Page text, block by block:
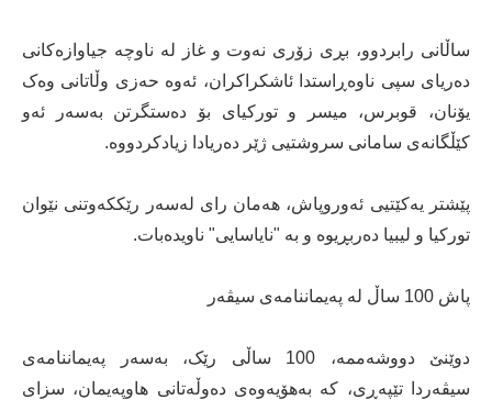
ساڵانی رابردوو، بڕی زۆری نەوت و غاز لە ناوچە جیاوازەکانی
دەریای سپی ناوەڕاستدا ئاشکراکران، ئەوە حەزی وڵاتانی وەک
یۆنان، قوبرس، میسر و تورکیای بۆ دەستگرتن بەسەر ئەو
کێڵگانەی سامانی سروشتیی ژێر دەریادا زیادکردووە.
پێشتر یەکێتیی ئەوروپاش، هەمان رای لەسەر رێککەوتنی نێوان
تورکیا و لیبیا دەربڕیوە و بە "نایاسایی" ناویدەبات.
پاش 100 ساڵ لە پەیماننامەی سیڤەر
دوێنێ دووشەممە، 100 ساڵی رێک، بەسەر پەیماننامەی
سیڤەردا تێپەڕی، کە بەهۆیەوەی دەوڵەتانی هاوپەیمان، سزای